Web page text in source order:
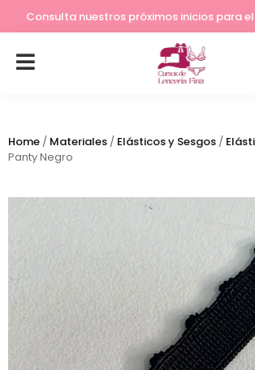
Lleva tu costura a otro nivel
Home / Materiales / Elásticos y Sesgos /
Panty Negro